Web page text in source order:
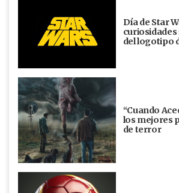
Día de Star
del logotipo
“Cuando
los mejores
de terror